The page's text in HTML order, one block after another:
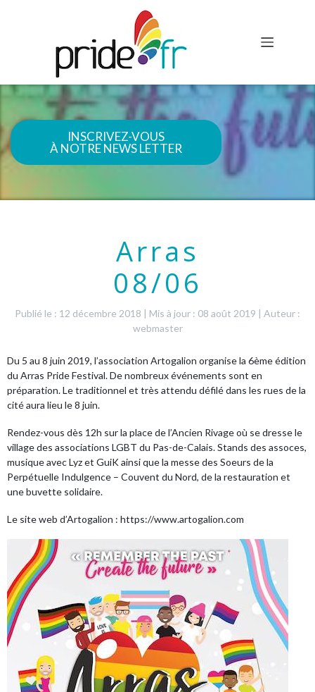
INSCRIVEZ-VOUS
À NOTRE NEWS LETTER
Arras
08/06
Publié le : 12 décembre 2018 | Mis à jour : 08 août 2019 | Auteur :
webmaster
Du 5 au 8 juin 2019, l’association Artogalion organise la 6ème édition
du Arras Pride Festival. De nombreux événements sont en
préparation. Le traditionnel et très attendu défilé dans les rues de la
cité aura lieu le 8 juin.
Rendez-vous dès 12h sur la place de l’Ancien Rivage où se dresse le
village des associations LGBT du Pas-de-Calais. Stands des assoces,
musique avec Lyz et GuiK ainsi que la messe des Soeurs de la
Perpétuelle Indulgence – Couvent du Nord, de la restauration et
une buvette solidaire.
Le site web d’Artogalion : https://www.artogalion.com